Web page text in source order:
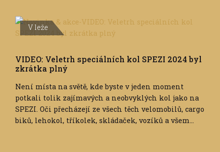
V leže
VIDEO: Veletrh speciálních kol SPEZI 2024 byl
zkrátka plný
Není místa na světě, kde byste v jeden moment
potkali tolik zajímavých a neobvyklých kol jako na
SPEZI. Oči přecházejí ze všech těch velomobilů, cargo
biků, lehokol, tříkolek, skládaček, vozíků a všem...